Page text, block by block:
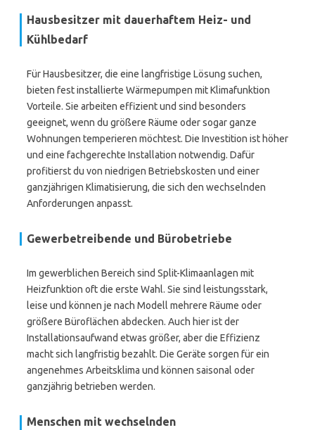
Hausbesitzer mit dauerhaftem Heiz- und
Kühlbedarf
Für Hausbesitzer, die eine langfristige Lösung suchen,
bieten fest installierte Wärmepumpen mit Klimafunktion
Vorteile. Sie arbeiten effizient und sind besonders
geeignet, wenn du größere Räume oder sogar ganze
Wohnungen temperieren möchtest. Die Investition ist höher
und eine fachgerechte Installation notwendig. Dafür
profitierst du von niedrigen Betriebskosten und einer
ganzjährigen Klimatisierung, die sich den wechselnden
Anforderungen anpasst.
Gewerbetreibende und Bürobetriebe
Im gewerblichen Bereich sind Split-Klimaanlagen mit
Heizfunktion oft die erste Wahl. Sie sind leistungsstark,
leise und können je nach Modell mehrere Räume oder
größere Büroflächen abdecken. Auch hier ist der
Installationsaufwand etwas größer, aber die Effizienz
macht sich langfristig bezahlt. Die Geräte sorgen für ein
angenehmes Arbeitsklima und können saisonal oder
ganzjährig betrieben werden.
Menschen mit wechselnden